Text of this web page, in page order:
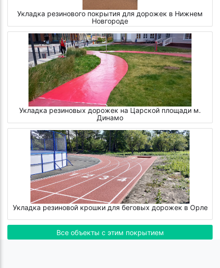
Укладка резинового покрытия для дорожек в Нижнем
Новгороде
Укладка резиновых дорожек на Царской площади м.
Динамо
Укладка резиновой крошки для беговых дорожек в Орле
Все объекты с этим покрытием